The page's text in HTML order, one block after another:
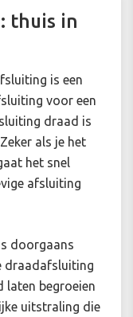
thuis in
is een
voor een
draad is
als je het
het snel
afsluiting
doorgaans
draadafsluiting
laten begroeien
uitstraling die